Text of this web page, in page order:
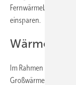
einsparen.
Wärme für
Im Rahmen der
Großwärmepumpen